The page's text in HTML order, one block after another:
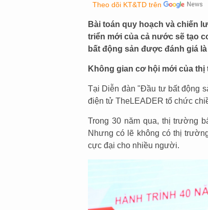
Theo dõi KT&TD trên
Bài toán quy hoạch và chiến
triển mới của cả nước sẽ tạo
bất động sản được đánh giá
Không gian cơ hội mới của
Tại Diễn đàn "Đầu tư bất động
điện tử TheLEADER tổ chức
Trong 30 năm qua, thị trường
Nhưng có lẽ không có thị
cực đại cho nhiều người.